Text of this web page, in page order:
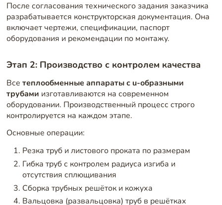
После согласования технического задания заказчика
разрабатывается конструкторская документация. Она
включает чертежи, спецификации, паспорт
оборудования и рекомендации по монтажу.
Этап 2: Производство с контролем качества
Все теплообменные аппараты с u-образными
трубами изготавливаются на современном
оборудовании. Производственный процесс строго
контролируется на каждом этапе.
Основные операции:
Резка труб и листового проката по размерам
Гибка труб с контролем радиуса изгиба и
отсутствия сплющивания
Сборка трубных решёток и кожуха
Вальцовка (развальцовка) труб в решётках